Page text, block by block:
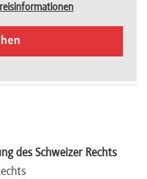
des Schweizer Rechts